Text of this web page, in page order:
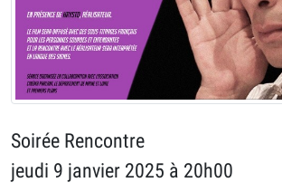
Soirée Rencontre
jeudi 9 janvier 2025 à 20h00